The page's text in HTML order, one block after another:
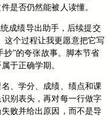
是否仍然能被人读懂。
成绩导出助手，后续提交
这个过程让我更愿意把它写
抄”的夸张故事。脚本节省
于正确学期。
、学分、成绩、绩点和课
别表头，再对每一行做字
败并给出原因，而不是导